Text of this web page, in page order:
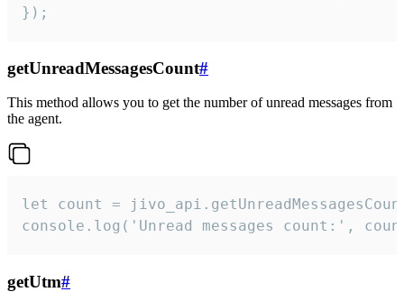
});
getUnreadMessagesCount#
This method allows you to get the number of unread messages from
the agent.
let count =
console.log('Unread messages count:',
getUtm#